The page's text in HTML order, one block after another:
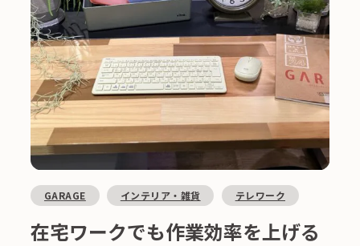
GARAGE インテリア・雑貨 テレワーク
在宅ワークでも作業効率を上げる